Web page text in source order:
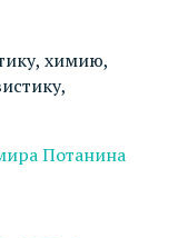
химию,
Потанина